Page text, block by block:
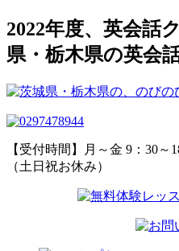
2022年度、英会話
県・栃木県の英会
【受付時間】月～金 9：30～
（土日祝お休み）